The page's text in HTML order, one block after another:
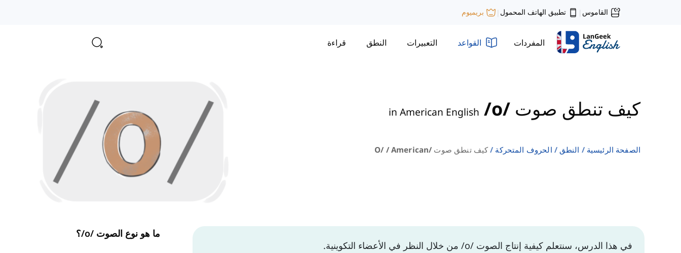
القاموس | تطبيق الهاتف المحمول | بريميوم
المفردات القواعد التعبيرات النطق قراءة
كيف تنطق صوت /o/ in American English
الصفحة الرئيسية النطق الحروف المتحركة كيف تنطق صوت /o/ / American
في هذا الدرس، سنتعلم كيفية إنتاج الصوت /o/ من خلال النظر في الأعضاء التكوينية.
ما هو نوع الصوت /o/؟